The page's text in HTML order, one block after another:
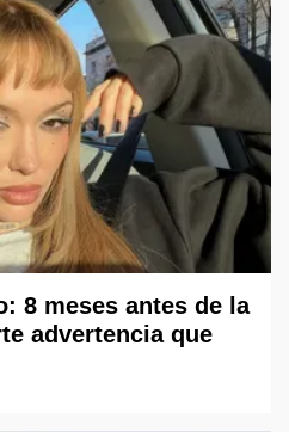
8 meses antes de la
advertencia que